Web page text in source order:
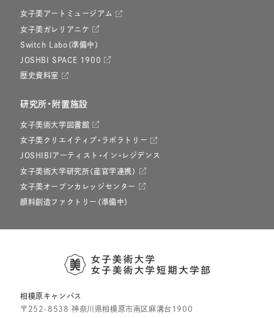
女子美アートミュージアム
女子美ガレリアニケ
Switch Labo（準備中）
JOSHBI SPACE 1900
歴史資料室
研究所・附置施設
女子美術大学図書館
女子美クリエイティブ・ラボラトリー
JOSHIBIアーティスト・イン・レジデンス
女子美術大学研究所（産官学連携）
女子美オープンカレッジセンター
顔料創造ファクトリー（準備中）
相模原キャンパス
〒252-8538 神奈川県相模原市南区麻溝台1900